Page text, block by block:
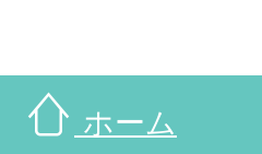
ホーム